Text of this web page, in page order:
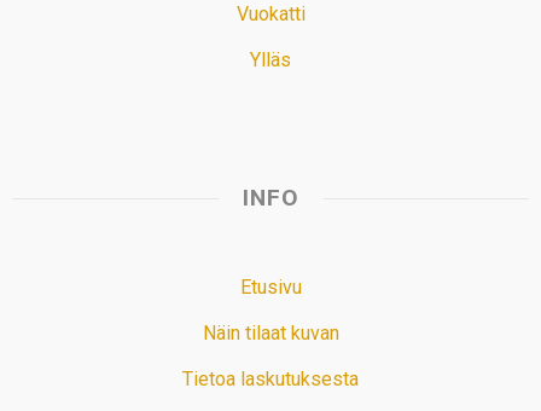
Vuokatti
Ylläs
INFO
Etusivu
Näin tilaat kuvan
Tietoa laskutuksesta